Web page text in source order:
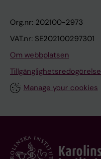
Org.nr: 202100-2973
VAT.nr: SE202100297301
Om webbplatsen
Tillgänglighetsredogörelse
Manage your cookies